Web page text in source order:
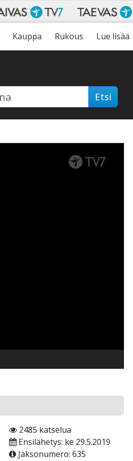
Kauppa Rukous Lue lisää
Etsi
2485 katselua
Ensilähetys: ke 29.5.2019
Jaksonumero: 635